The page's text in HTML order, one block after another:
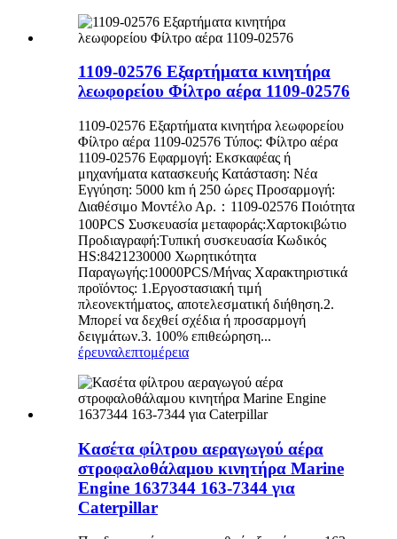
1109-02576 Εξαρτήματα κινητήρα
λεωφορείου Φίλτρο αέρα 1109-02576
1109-02576 Εξαρτήματα κινητήρα λεωφορείου
Φίλτρο αέρα 1109-02576 Τύπος: Φίλτρο αέρα
1109-02576 Εφαρμογή: Εκσκαφέας ή
μηχανήματα κατασκευής Κατάσταση: Νέα
Εγγύηση: 5000 km ή 250 ώρες Προσαρμογή:
Διαθέσιμο Μοντέλο Αρ.：1109-02576 Ποιότητα
100PCS Συσκευασία μεταφοράς:Χαρτοκιβώτιο
Προδιαγραφή:Τυπική συσκευασία Κωδικός
HS:8421230000 Χωρητικότητα
Παραγωγής:10000PCS/Μήνας Χαρακτηριστικά
προϊόντος: 1.Εργοστασιακή τιμή
πλεονεκτήματος, αποτελεσματική διήθηση.2.
Μπορεί να δεχθεί σχέδια ή προσαρμογή
δειγμάτων.3. 100% επιθεώρηση...
έρευναλεπτομέρεια
Κασέτα φίλτρου αεραγωγού αέρα
στροφαλοθάλαμου κινητήρα Marine
Engine 1637344 163-7344 για
Caterpillar